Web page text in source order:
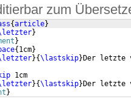
zum
{article}
}
}
{ 1cm}
}{\lastskip} Der letzte
1cm
}{\lastskip} Der letzte
}